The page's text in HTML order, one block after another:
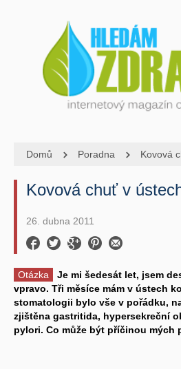
Domů Poradna Kovová
Kovová chuť v
26. dubna 2011
Otázka
Je mi šedesát let, jsem
vpravo. Tři měsíce mám v ústech
stomatologii bylo vše v pořádku,
zjištěna gastritida, hypersekreční
pylori. Co může být příčinou mých